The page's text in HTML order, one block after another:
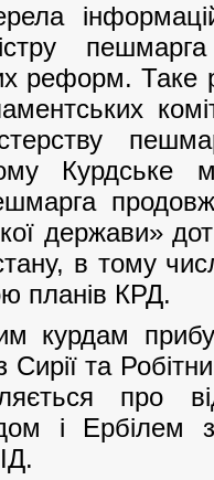
реформ. Таке
Курдське
держави»
в тому
планів КРД.
курдам
Сирії та
про
і Ербілем